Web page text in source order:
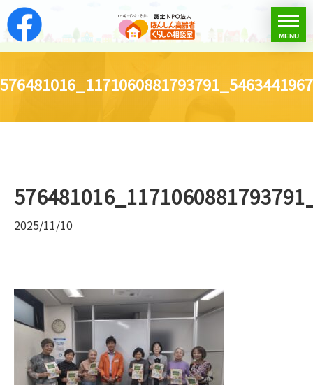
はんしん高齢者くら
toggle
menu
MENU
2025/11/10